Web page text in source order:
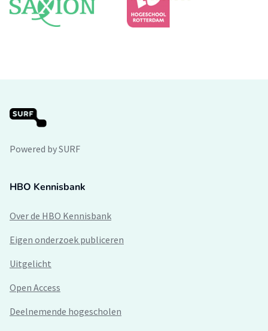
Powered by SURF
HBO Kennisbank
Over de HBO Kennisbank
Eigen onderzoek publiceren
Uitgelicht
Open Access
Deelnemende hogescholen